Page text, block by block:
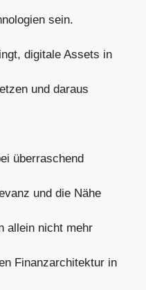
sein.
digitale Assets in
und daraus
überraschend
und die Nähe
allein nicht mehr
Finanzarchitektur in